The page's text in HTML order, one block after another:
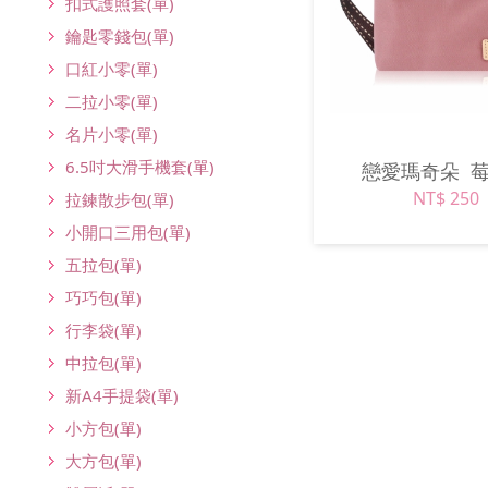
鑰匙零錢包(單)
口紅小零(單)
二拉小零(單)
名片小零(單)
6.5吋大滑手機套(單)
拉鍊散步包(單)
小開口三用包(單)
五拉包(單)
巧巧包(單)
行李袋(單)
中拉包(單)
新A4手提袋(單)
小方包(單)
大方包(單)
戀愛瑪奇朵
NT$ 250